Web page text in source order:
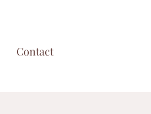
Contact